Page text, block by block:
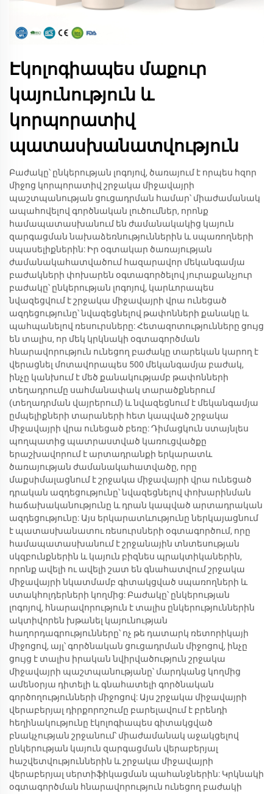
Էկոլոգիապես մաքուր
կայունություն և
կորպորատիվ
պատասխանատվություն
Բաժակը՝ ընկերության լոգոյով, ծառայում է որպես հզոր
միջոց կորպորատիվ շրջակա միջավայրի
պաշտպանության ցուցադրման համար՝ միաժամանակ
ապահովելով գործնական լուծումներ, որոնք
համապատասխանում են ժամանակակից կայուն
զարգացման նախաձեռնություններին և սպառողների
սպասելիքներին: Իր օգտակար ծառայության
ժամանակահատվածում հազարավոր մեկանգամյա
բաժակների փոխարեն օգտագործելով յուրաքանչյուր
բաժակը՝ ընկերության լոգոյով, կարևորապես
նվազեցվում է շրջակա միջավայրի վրա ունեցած
ազդեցությունը՝ նվազեցնելով թափոնների քանակը և
պահպանելով ռեսուրսները: Հետազոտությունները ցույց
են տալիս, որ մեկ կրկնակի օգտագործման
հնարավորություն ունեցող բաժակը տարեկան կարող է
վերացնել մոտավորապես 500 մեկանգամյա բաժակ,
ինչը կանխում է մեծ քանակությամբ թափոնների
տեղադրումը սահմանափակ տարածքներում
(տեղադրման վայրերում) և նվազեցնում է մեկանգամյա
ըմպելիքների տարաների հետ կապված շրջակա
միջավայրի վրա ունեցած բեռը: Դիմացկուն ստայնլես
պողպատից պատրաստված կառուցվածքը
երաշխավորում է արտադրանքի երկարատև
ծառայության ժամանակահատվածը, որը
մաքսիմալացնում է շրջակա միջավայրի վրա ունեցած
դրական ազդեցությունը՝ նվազեցնելով փոխարինման
հաճախականությունը և դրան կապված արտադրական
ազդեցությունը: Այս երկարատևությունը ներկայացնում
է պատասխանատու ռեսուրսների օգտագործում, որը
համապատասխանում է շրջանային տնտեսության
սկզբունքներին և կայուն բիզնես պրակտիկաներին,
որոնք ավելի ու ավելի շատ են գնահատվում շրջակա
միջավայրի նկատմամբ գիտակցված սպառողների և
ստակհոլդերների կողմից: Բաժակը՝ ընկերության
լոգոյով, հնարավորություն է տալիս ընկերություններին
ակտիվորեն խթանել կայունության
հաղորդագրությունները՝ ոչ թե դատարկ ռետորիկայի
միջոցով, այլ՝ գործնական ցուցադրման միջոցով, ինչը
ցույց է տալիս իրական նվիրվածություն շրջակա
միջավայրի պաշտպանությանը՝ մարդկանց կողմից
ամենօրյա դիտելի և գնահատելի գործնական
գործողությունների միջոցով: Այս շրջակա միջավայրի
վերաբերյալ դիրքորոշումը բարելավում է բրենդի
հեղինակությունը էկոլոգիապես գիտակցված
բնակչության շրջանում՝ միաժամանակ աջակցելով
ընկերության կայուն զարգացման վերաբերյալ
հաշվետվություններին և շրջակա միջավայրի
վերաբերյալ սերտիֆիկացման պահանջներին: Կրկնակի
օգտագործման հնարավորություն ունեցող բաժակի